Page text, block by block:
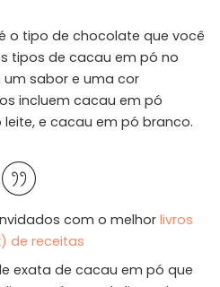
o tipo de chocolate que você
tipos de cacau em pó no
sabor e uma cor
incluem cacau em pó
e cacau em pó branco.
com o melhor livros
de receitas
exata de cacau em pó que